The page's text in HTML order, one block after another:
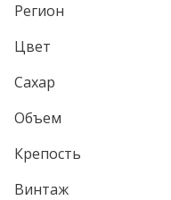
Регион
Цвет
Сахар
Объем
Крепость
Винтаж